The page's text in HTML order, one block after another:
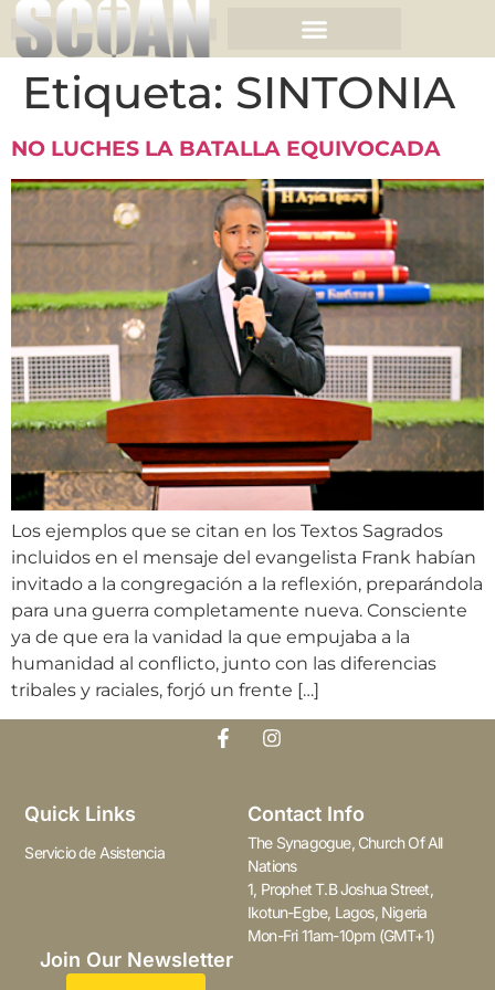
Etiqueta: SINTONIA
NO LUCHES LA BATALLA EQUIVOCADA
Los ejemplos que se citan en los Textos Sagrados
incluidos en el mensaje del evangelista Frank habían
invitado a la congregación a la reflexión, preparándola
para una guerra completamente nueva. Consciente
ya de que era la vanidad la que empujaba a la
humanidad al conflicto, junto con las diferencias
tribales y raciales, forjó un frente […]
Quick Links
Servicio de Asistencia
Contact Info
The Synagogue, Church Of All
Nations
1, Prophet T.B Joshua Street,
Ikotun-Egbe, Lagos, Nigeria
Mon-Fri 11am-10pm (GMT+1)
Join Our Newsletter